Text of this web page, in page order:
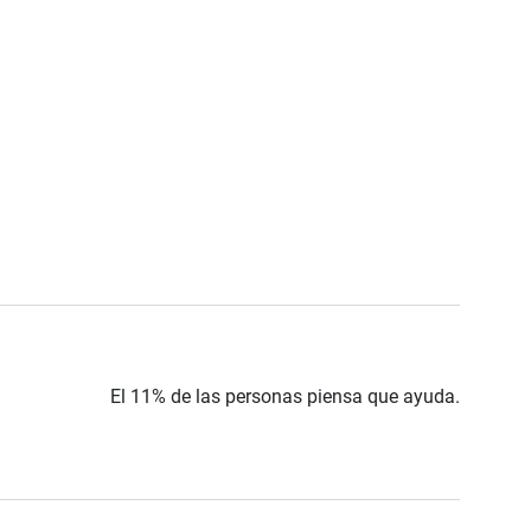
El 11% de las personas piensa que ayuda.